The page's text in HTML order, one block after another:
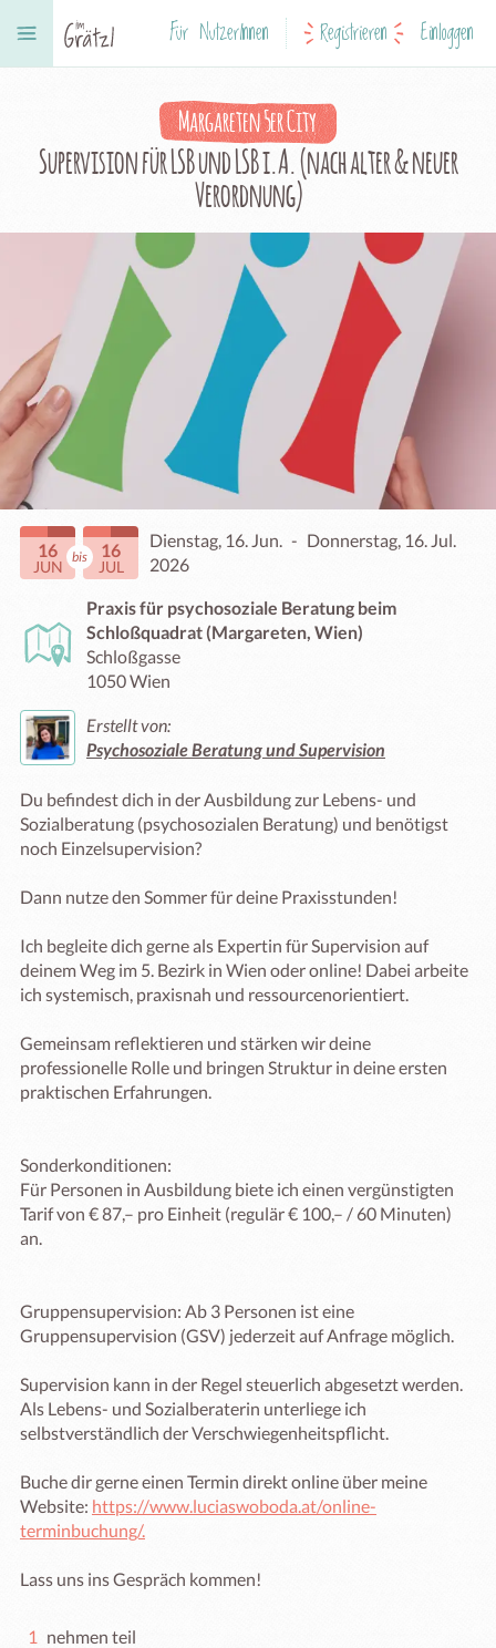
Für NutzerInnen Registrieren Einloggen
Margareten 5er City
Supervision für LSB und LSB i.A. (nach alter & neuer
Verordnung)
16
JUN
bis 16
JUL
Dienstag, 16. Jun. - Donnerstag, 16. Jul.
2026
Praxis für psychosoziale Beratung beim
Schloßquadrat (Margareten, Wien)
Schloßgasse
1050 Wien
Erstellt von:
Psychosoziale Beratung und Supervision
Du befindest dich in der Ausbildung zur Lebens- und
Sozialberatung (psychosozialen Beratung) und benötigst
noch Einzelsupervision?
Dann nutze den Sommer für deine Praxisstunden!
Ich begleite dich gerne als Expertin für Supervision auf
deinem Weg im 5. Bezirk in Wien oder online! Dabei arbeite
ich systemisch, praxisnah und ressourcenorientiert.
Gemeinsam reflektieren und stärken wir deine
professionelle Rolle und bringen Struktur in deine ersten
praktischen Erfahrungen.
Sonderkonditionen:
Für Personen in Ausbildung biete ich einen vergünstigten
Tarif von € 87,– pro Einheit (regulär € 100,– / 60 Minuten)
an.
Gruppensupervision: Ab 3 Personen ist eine
Gruppensupervision (GSV) jederzeit auf Anfrage möglich.
Supervision kann in der Regel steuerlich abgesetzt werden.
Als Lebens- und Sozialberaterin unterliege ich
selbstverständlich der Verschwiegenheitspflicht.
Buche dir gerne einen Termin direkt online über meine
Website: https://www.luciaswoboda.at/online-
terminbuchung/.
Lass uns ins Gespräch kommen!
1 nehmen teil